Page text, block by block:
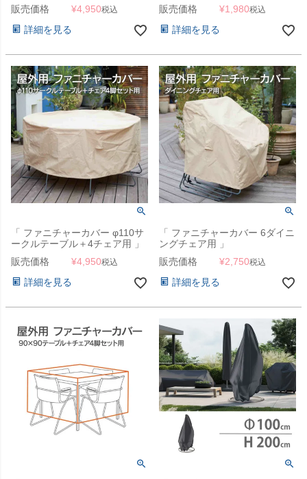
販売価格
¥4,950税込
詳細を見る
販売価格
¥1,980税込
詳細を見る
「 ファニチャーカバー φ110サ
ークルテーブル＋4チェア用 」
販売価格
¥4,950税込
詳細を見る
「 ファニチャーカバー 6ダイニ
ングチェア用 」
販売価格
¥2,750税込
詳細を見る